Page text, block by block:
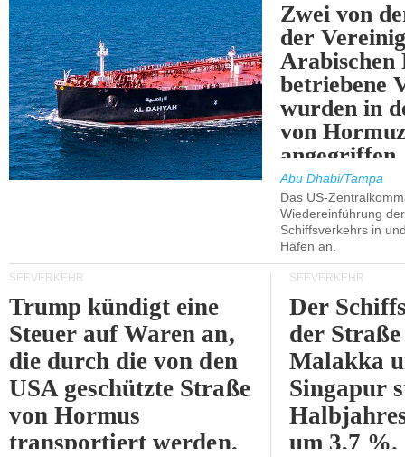
Zwei von
der
Arabischen
betriebene
wurden in
von
angegriffen.
Abu Dhabi/Tampa
Das US-
Wiedereinführung
Schiffsverkehrs in
Häfen an.
SEEVERKEHR
Trump kündigt eine
Steuer auf Waren an,
die durch die von den
USA geschützte Straße
von Hormus
transportiert werden.
SEEVERKEHR
Der
der
Malakka
Singapur
um 3,7 %.